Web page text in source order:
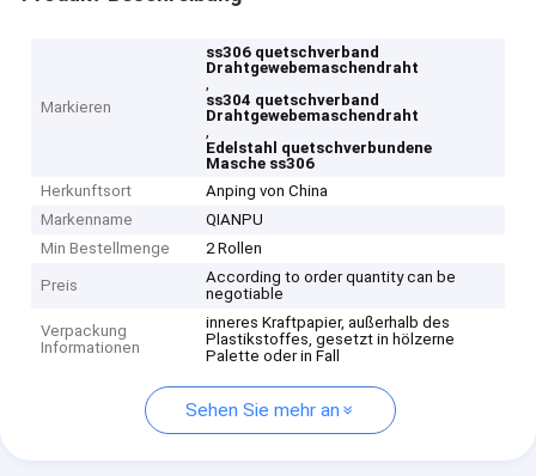
Markieren
ss306 quetschverband
Drahtgewebemaschendraht
,
ss304 quetschverband
Drahtgewebemaschendraht
,
Edelstahl quetschverbundene
Masche ss306
Herkunftsort
Anping von China
Markenname
QIANPU
Min Bestellmenge
2 Rollen
Preis
According to order quantity can be
negotiable
Verpackung
Informationen
inneres Kraftpapier, außerhalb des
Plastikstoffes, gesetzt in hölzerne
Palette oder in Fall
Sehen Sie mehr an